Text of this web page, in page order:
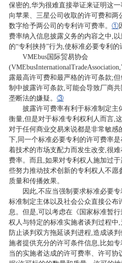
保密的,华为很难直接举证来证明这
向苹果、三星公司收取的许可费和两
数字给予两公司的专利许可费率。 ①
费率纳入信息披露义务的内容之中,
的“专利挟持”行为,使标准必要专利的
VMEbus国际贸易协会
露最高许可费和最严格的许可条款;
制中披露许可条款,可能会导致厂商
垄断法的嫌疑。 ③
披露许可费率有利于标准制定主
衡量,但是对于标准专利权利人而言,
对于任何商业交易来说都是非常敏
下,同一个标准必要专利的许可费率
着技术的市场支配力而发生改变,很
费率。而且,如果对专利权人施加过
些努力推动技术创新的专利权人不愿
质量和传播效果。
因此,不应当强制要求标准必要
标准制定主体以及社会公众直接公布
息。但是,可以考虑在《国家标准暂
权人与特定的标准实施者谈判过程中
防止谈判双方拖延谈判进程,造成谈
施者提供充分的许可条件信息,比如
当的实施者达成的许可费率、许可协